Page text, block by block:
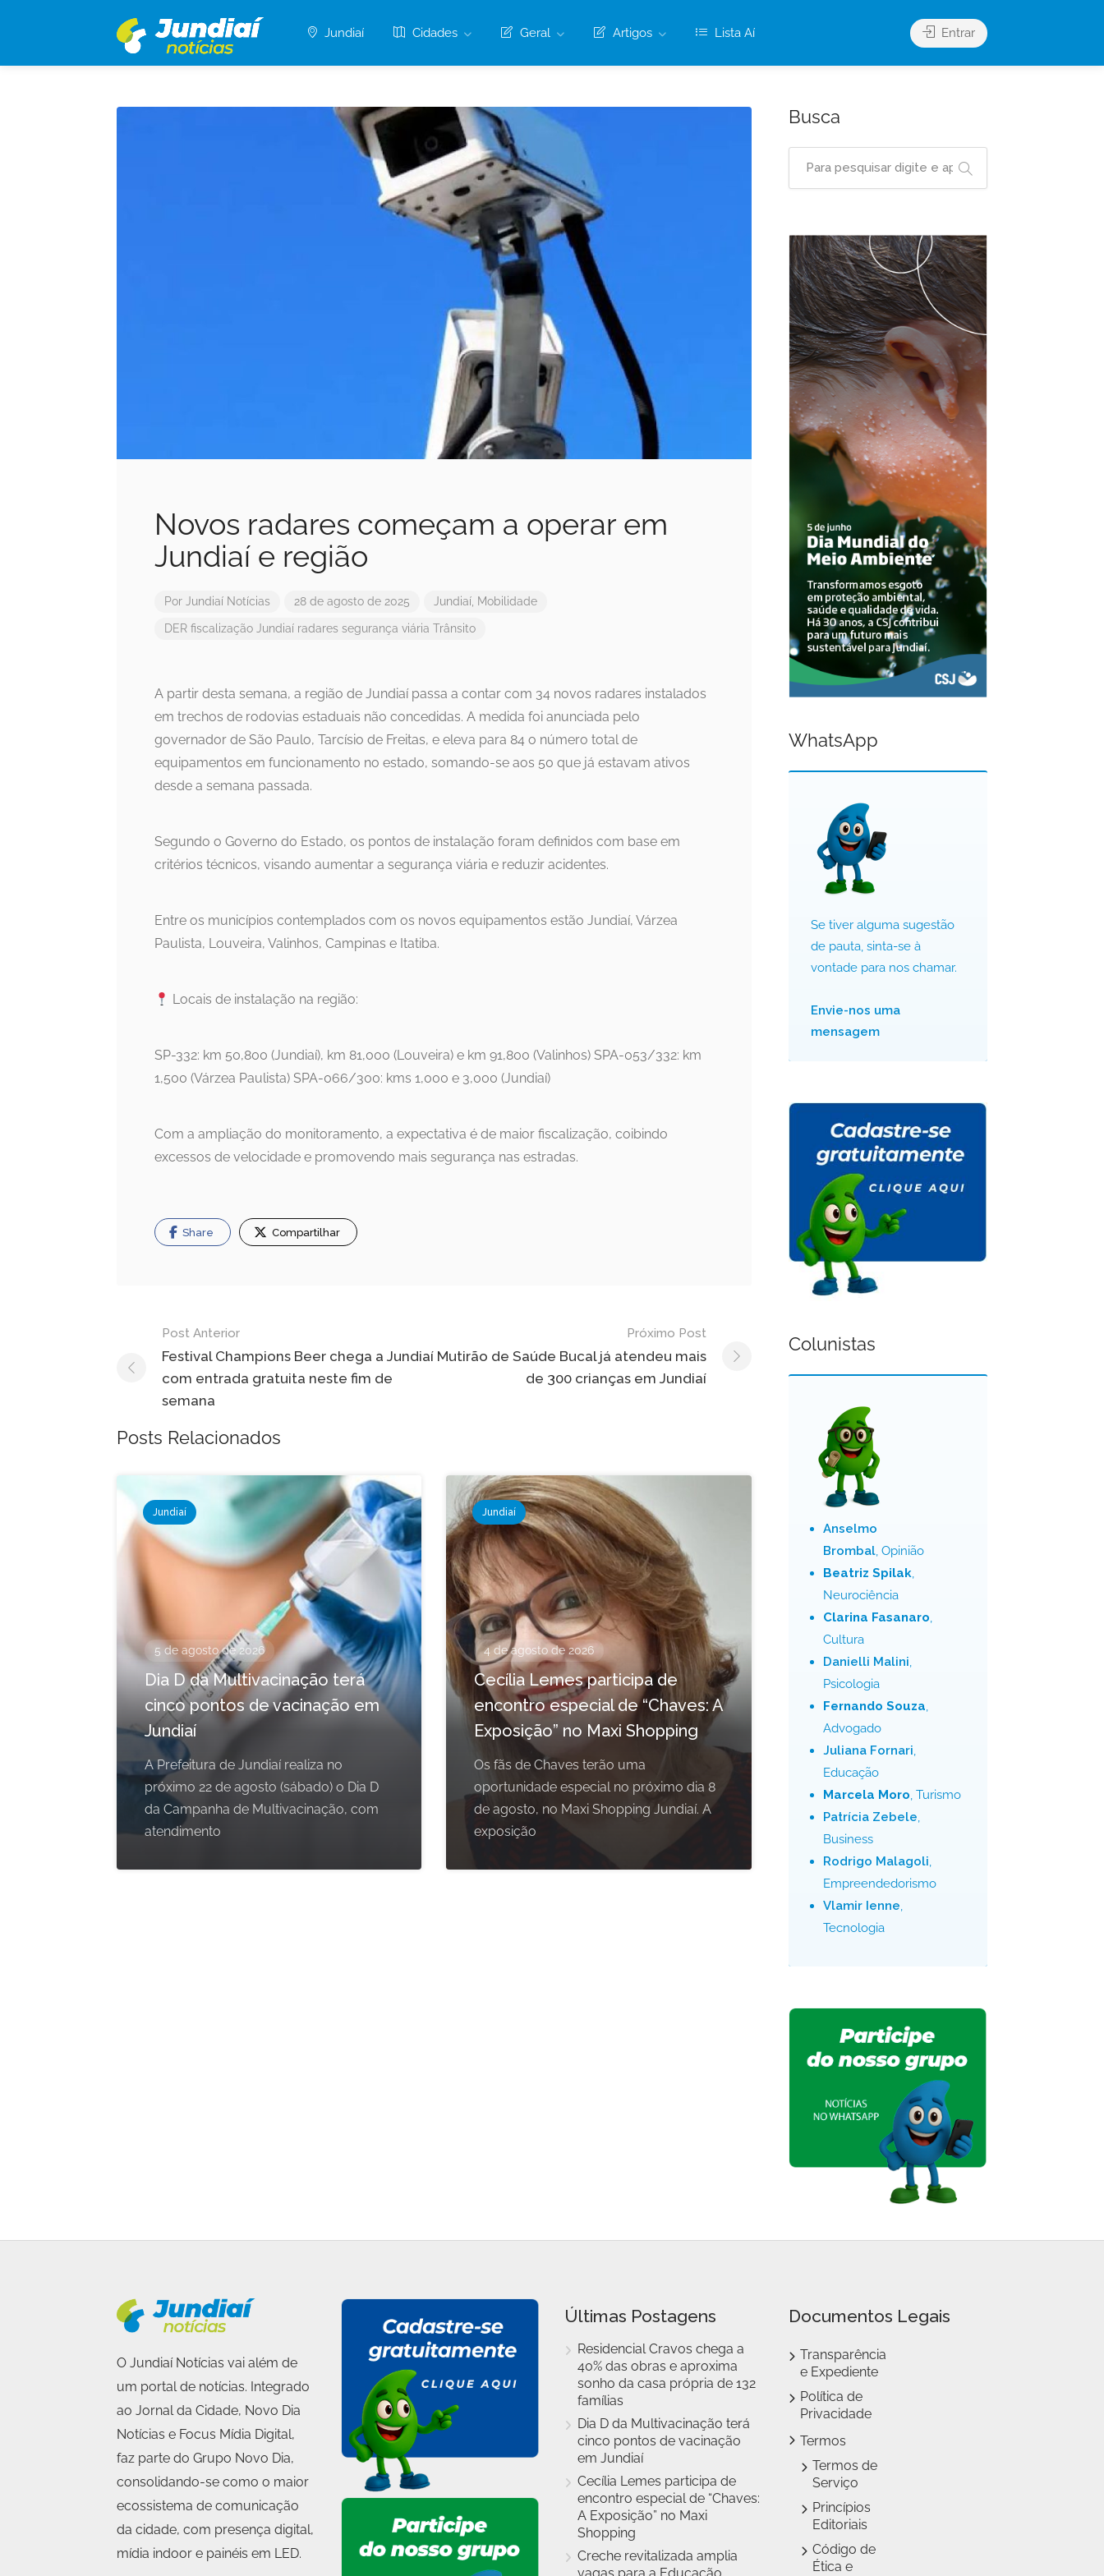
Jundiaí Cidades Geral Artigos Lista Aí Entrar
Novos radares começam a operar em
Jundiaí e região
Por Jundiaí Notícias 28 de agosto de 2025 Jundiaí Mobilidade
DER fiscalização Jundiaí radares segurança viária Trânsito
A partir desta semana, a região de Jundiaí passa a contar com 34 novos radares instalados
em trechos de rodovias estaduais não concedidas. A medida foi anunciada pelo
governador de São Paulo, Tarcísio de Freitas, e eleva para 84 o número total de
equipamentos em funcionamento no estado, somando-se aos 50 que já estavam ativos
desde a semana passada.
Segundo o Governo do Estado, os pontos de instalação foram definidos com base em
critérios técnicos, visando aumentar a segurança viária e reduzir acidentes.
Entre os municípios contemplados com os novos equipamentos estão Jundiaí, Várzea
Paulista, Louveira, Valinhos, Campinas e Itatiba.
Locais de instalação na região:
SP-332: km 50,800 (Jundiaí), km 81,000 (Louveira) e km 91,800 (Valinhos) SPA-053/332: km
1,500 (Várzea Paulista) SPA-066/300: kms 1,000 e 3,000 (Jundiaí)
Com a ampliação do monitoramento, a expectativa é de maior fiscalização, coibindo
excessos de velocidade e promovendo mais segurança nas estradas.
Share Compartilhar
Navegação
de
Post
Post Anterior
Festival Champions Beer chega a Jundiaí
com entrada gratuita neste fim de
semana
Próximo Post
Mutirão de Saúde Bucal já atendeu mais
de 300 crianças em Jundiaí
Posts Relacionados
Jundiaí
5 de agosto de 2026
Dia D da Multivacinação terá
cinco pontos de vacinação em
Jundiaí
A Prefeitura de Jundiaí realiza no
próximo 22 de agosto (sábado) o Dia D
da Campanha de Multivacinação, com
atendimento
Jundiaí
4 de agosto de 2026
Cecília Lemes participa de
encontro especial de “Chaves: A
Exposição” no Maxi Shopping
Os fãs de Chaves terão uma
oportunidade especial no próximo dia 8
de agosto, no Maxi Shopping Jundiaí. A
exposição
Busca
WhatsApp
Se tiver alguma sugestão
de pauta, sinta-se à
vontade para nos chamar.
Envie-nos uma
mensagem
Colunistas
Anselmo
Brombal, Opinião
Beatriz Spilak,
Neurociência
Clarina Fasanaro,
Cultura
Danielli Malini,
Psicologia
Fernando Souza,
Advogado
Juliana Fornari,
Educação
Marcela Moro, Turismo
Patrícia Zebele,
Business
Rodrigo Malagoli,
Empreendedorismo
Vlamir Ienne,
Tecnologia
O Jundiaí Notícias vai além de
um portal de notícias. Integrado
ao Jornal da Cidade, Novo Dia
Notícias e Focus Mídia Digital,
faz parte do Grupo Novo Dia,
consolidando-se como o maior
ecossistema de comunicação
da cidade, com presença digital,
mídia indoor e painéis em LED.
Últimas Postagens
Residencial Cravos chega a
40% das obras e aproxima
sonho da casa própria de 132
famílias
Dia D da Multivacinação terá
cinco pontos de vacinação
em Jundiaí
Cecília Lemes participa de
encontro especial de “Chaves:
A Exposição” no Maxi
Shopping
Creche revitalizada amplia
Documentos Legais
Transparência
e Expediente
Política de
Privacidade
Termos
Termos de
Serviço
Princípios
Editoriais
Código de
Ética e